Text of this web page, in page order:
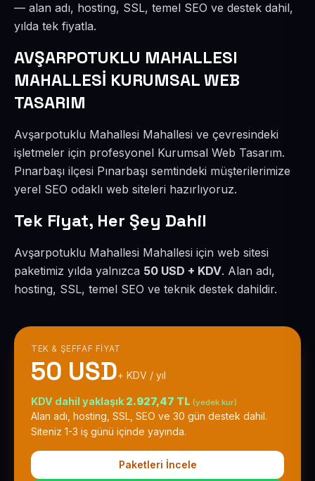
— alan adı, hosting, SSL, temel SEO ve destek dahil,
yılda tek fiyatla.
AVŞARPOTUKLU MAHALLESI
MAHALLESİ KURUMSAL WEB
TASARIM
Avşarpotuklu Mahallesi Mahallesi ve çevresindeki
işletmeler için profesyonel Kurumsal Web Tasarım.
Pınarbaşı ilçesi Pınarbaşı semtindeki müşterilerimize
yerel SEO odaklı web siteleri hazırlıyoruz.
Tek Fiyat, Her Şey Dahil
Avşarpotuklu Mahallesi Mahallesi için web sitesi
paketimiz yılda yalnızca 50 USD + KDV. Alan adı,
hosting, SSL, temel SEO ve teknik destek dahildir.
TEK & ŞEFFAF FIYAT
50 USD+ KDV / yıl
KDV dahil yaklaşık 2.927,47 TL (yedek kur)
Alan adı, hosting, SSL, SEO ve 30 gün destek dahil.
Siteniz 1-3 iş günü içinde yayında.
Paketleri İncele